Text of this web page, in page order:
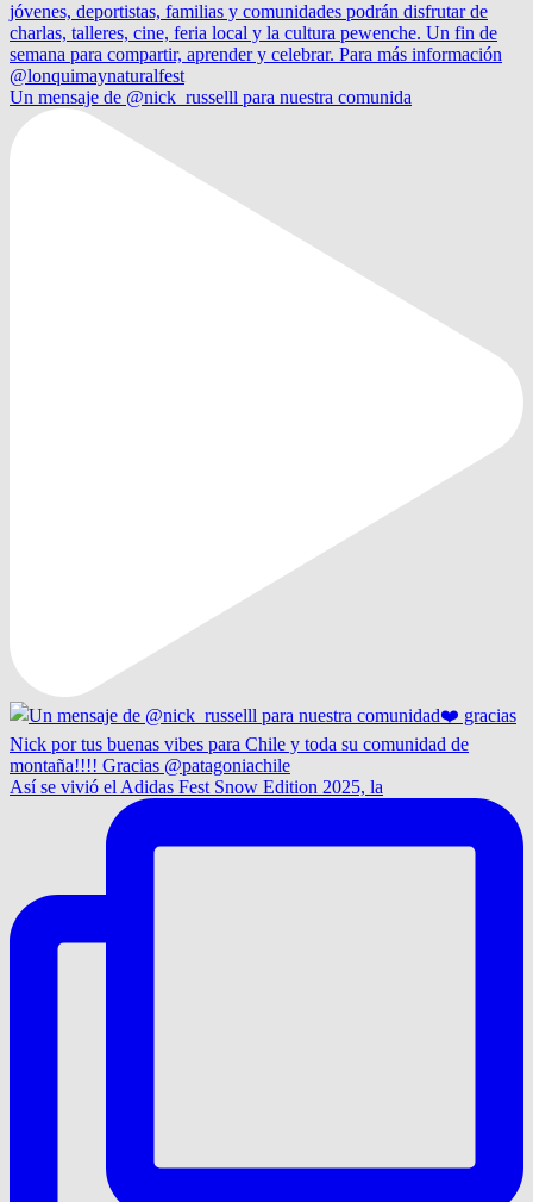
Un mensaje de @nick_russelll para nuestra comunida
Así se vivió el Adidas Fest Snow Edition 2025, la